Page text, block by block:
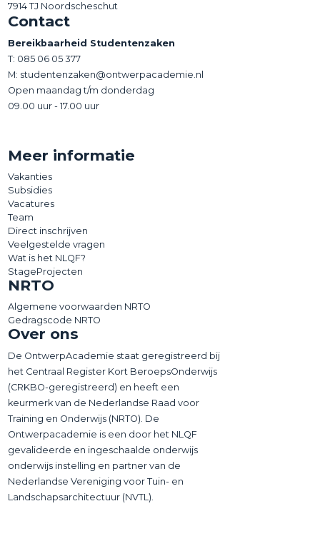
7914 TJ Noordscheschut
Contact
Bereikbaarheid Studentenzaken
T: 085 06 05 377
M: studentenzaken@ontwerpacademie.nl
Open maandag t/m donderdag
09.00 uur - 17.00 uur
Meer informatie
Vakanties
Subsidies
Vacatures
Team
Direct inschrijven
Veelgestelde vragen
Wat is het NLQF?
StageProjecten
NRTO
Algemene voorwaarden NRTO
Gedragscode NRTO
Over ons
De OntwerpAcademie staat geregistreerd bij
het Centraal Register Kort BeroepsOnderwijs
(CRKBO-geregistreerd) en heeft een
keurmerk van de Nederlandse Raad voor
Training en Onderwijs (NRTO). De
Ontwerpacademie is een door het NLQF
gevalideerde en ingeschaalde onderwijs
onderwijs instelling en partner van de
Nederlandse Vereniging voor Tuin- en
Landschapsarchitectuur (NVTL).